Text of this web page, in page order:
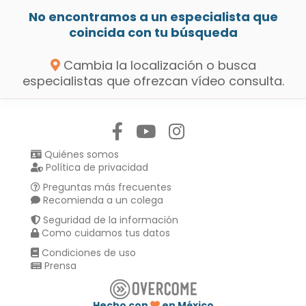
No encontramos a un especialista que
coincida con tu búsqueda
Cambia la localización o busca
especialistas que ofrezcan vídeo consulta.
Quiénes somos
Política de privacidad
Preguntas más frecuentes
Recomienda a un colega
Seguridad de la información
Como cuidamos tus datos
Condiciones de uso
Prensa